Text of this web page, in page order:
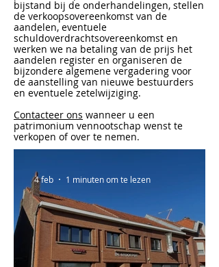
bijstand bij de onderhandelingen, stellen
de verkoopsovereenkomst van de
aandelen, eventuele
schuldoverdrachtsovereenkomst en
werken we na betaling van de prijs het
aandelen register en organiseren de
bijzondere algemene vergadering voor
de aanstelling van nieuwe bestuurders
en eventuele zetelwijziging.
Contacteer ons wanneer u een
patrimonium vennootschap wenst te
verkopen of over te nemen.
4 feb 1 minuten om te lezen